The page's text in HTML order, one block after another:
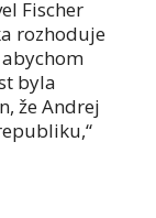
Fischer
rozhoduje
byla
že Andrej